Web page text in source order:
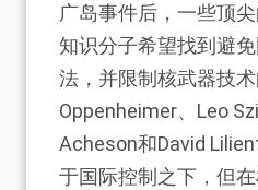
广岛事件后，一些顶
知识分子希望找到避
法，并限制核武器技
Oppenheimer、Leo
Acheson和David
于国际控制之下，但